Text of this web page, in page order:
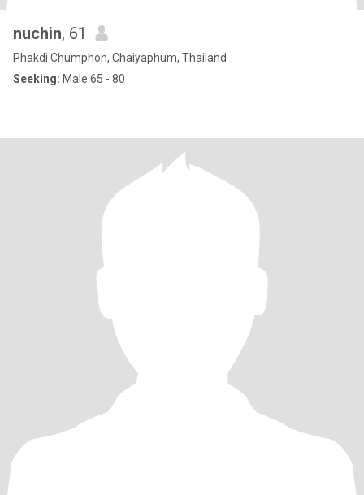
nuchin, 61
Phakdi Chumphon, Chaiyaphum, Thailand
Seeking: Male 65 - 80